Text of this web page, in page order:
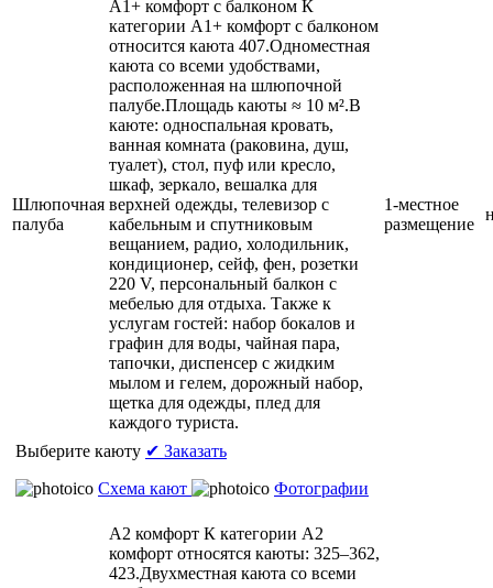
Шлюпочная
палуба
А1+ комфорт с балконом К
категории А1+ комфорт с балконом
относится каюта 407.Одноместная
каюта со всеми удобствами,
расположенная на шлюпочной
палубе.Площадь каюты ≈ 10 м².В
каюте: односпальная кровать,
ванная комната (раковина, душ,
туалет), стол, пуф или кресло,
шкаф, зеркало, вешалка для
верхней одежды, телевизор с
кабельным и спутниковым
вещанием, радио, холодильник,
кондиционер, сейф, фен, розетки
220 V, персональный балкон с
мебелью для отдыха. Также к
услугам гостей: набор бокалов и
графин для воды, чайная пара,
тапочки, диспенсер с жидким
мылом и гелем, дорожный набор,
щетка для одежды, плед для
каждого туриста.
1-местное
размещение
Выберите каюту ✔ Заказать
Схема кают
Фотографии
А2 комфорт К категории А2
комфорт относятся каюты: 325–362,
423.Двухместная каюта со всеми